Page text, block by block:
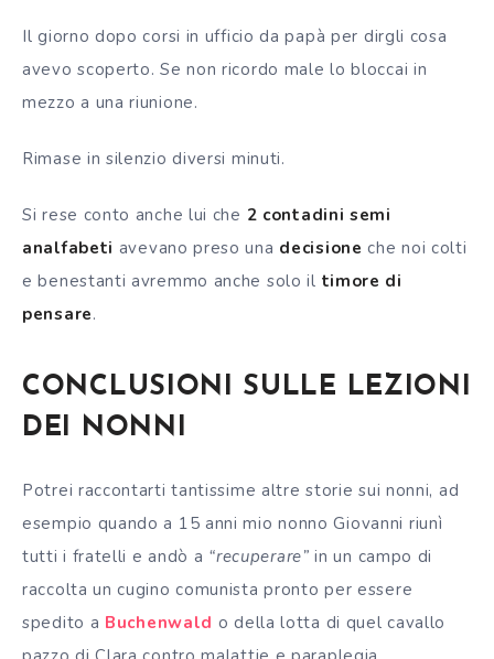
Il giorno dopo corsi in ufficio da papà per dirgli cosa
avevo scoperto. Se non ricordo male lo bloccai in
mezzo a una riunione.
Rimase in silenzio diversi minuti.
Si rese conto anche lui che 2 contadini semi
analfabeti avevano preso una decisione che noi colti
e benestanti avremmo anche solo il timore di
pensare.
CONCLUSIONI SULLE LEZIONI
DEI NONNI
Potrei raccontarti tantissime altre storie sui nonni, ad
esempio quando a 15 anni mio nonno Giovanni riunì
tutti i fratelli e andò a “recuperare”in un campo di
raccolta un cugino comunista pronto per essere
spedito a Buchenwald o della lotta di quel cavallo